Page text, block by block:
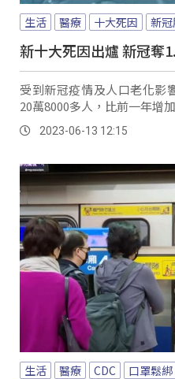
生活 醫療 十大死因 新
新十大死因出爐 新冠奪
受到新冠疫情及人口老化影
20萬8000多人，比前一年增
2023-06-13 12:15
生活 醫療 CDC 口罩鬆綁